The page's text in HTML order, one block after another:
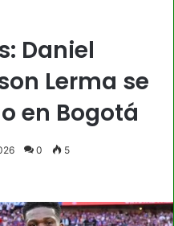
Daniel
Lerma se
en Bogotá
0 5